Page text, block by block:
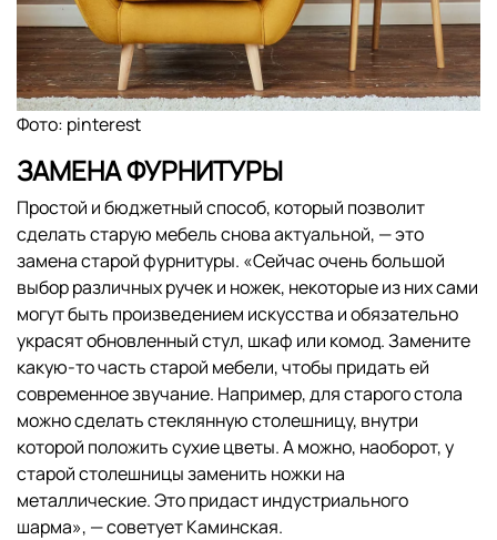
Фото: pinterest
ЗАМЕНА ФУРНИТУРЫ
Простой и бюджетный способ, который позволит
сделать старую мебель снова актуальной, — это
замена старой фурнитуры. «Сейчас очень большой
выбор различных ручек и ножек, некоторые из них сами
могут быть произведением искусства и обязательно
украсят обновленный стул, шкаф или комод. Замените
какую-то часть старой мебели, чтобы придать ей
современное звучание. Например, для старого стола
можно сделать стеклянную столешницу, внутри
которой положить сухие цветы. А можно, наоборот, у
старой столешницы заменить ножки на
металлические. Это придаст индустриального
шарма», — советует Каминская.